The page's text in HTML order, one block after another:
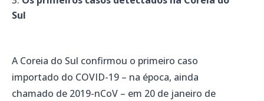
Sul
A Coreia do Sul confirmou o primeiro caso
importado do COVID-19 – na época, ainda
chamado de 2019-nCoV – em 20 de janeiro de